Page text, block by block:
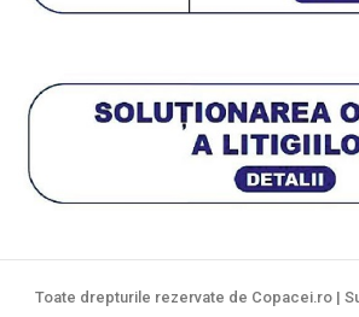
Toate drepturile rezervate de Copacei.ro |